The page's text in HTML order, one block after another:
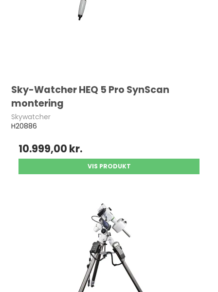
Sky-Watcher HEQ 5 Pro SynScan
montering
Skywatcher
H20886
10.999,00 kr.
VIS PRODUKT